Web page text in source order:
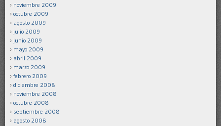
noviembre 2009
octubre 2009
agosto 2009
julio 2009
junio 2009
mayo 2009
abril 2009
marzo 2009
febrero 2009
diciembre 2008
noviembre 2008
octubre 2008
septiembre 2008
agosto 2008